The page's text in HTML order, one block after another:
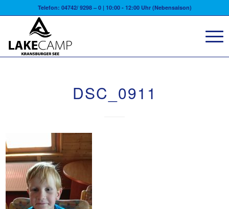
Telefon: 04742/ 9298 – 0 | 10:00 - 12:00 Uhr (Nebensaison)
DSC_0911